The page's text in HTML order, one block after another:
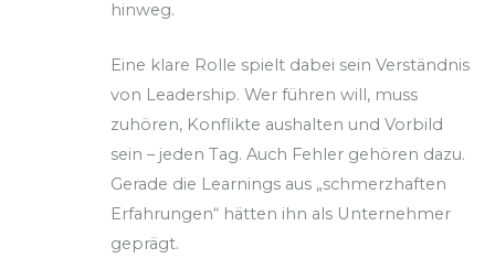
hinweg.
Eine klare Rolle spielt dabei sein Verständnis
von Leadership. Wer führen will, muss
zuhören, Konflikte aushalten und Vorbild
sein – jeden Tag. Auch Fehler gehören dazu.
Gerade die Learnings aus „schmerzhaften
Erfahrungen“ hätten ihn als Unternehmer
geprägt.